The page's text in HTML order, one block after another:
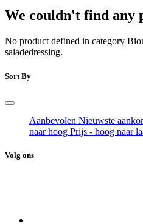
We couldn't find any
No product defined in category
saladedressing.
Sort By
Aanbevolen Nieuwste
naar hoog Prijs - hoog naar
Volg ons